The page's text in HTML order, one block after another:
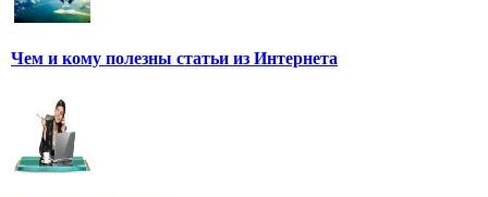
Чем и кому полезны статьи из Интернета